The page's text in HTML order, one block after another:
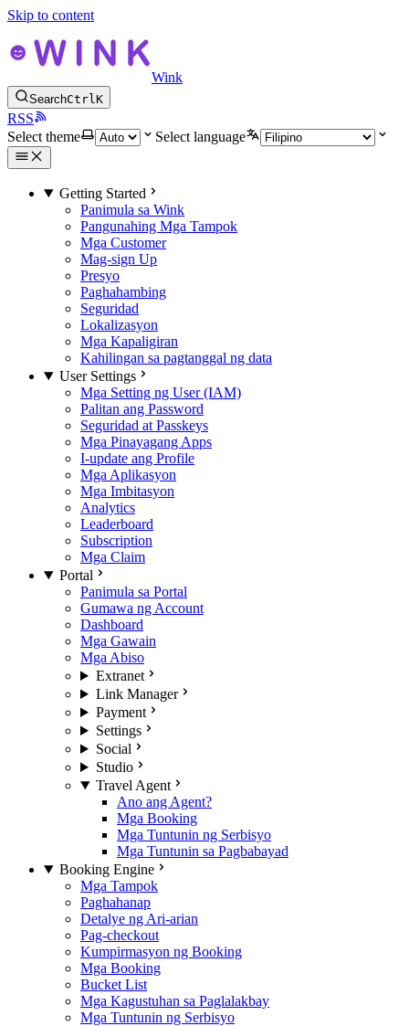
Skip to content
Wink
SearchCtrlK
RSS
Select theme
Select language
Getting Started
Panimula sa Wink
Pangunahing Mga Tampok
Mga Customer
Mag-sign Up
Presyo
Paghahambing
Seguridad
Lokalizasyon
Mga Kapaligiran
Kahilingan sa pagtanggal ng data
User Settings
Mga Setting ng User (IAM)
Palitan ang Password
Seguridad at Passkeys
Mga Pinayagang Apps
I-update ang Profile
Mga Aplikasyon
Mga Imbitasyon
Analytics
Leaderboard
Subscription
Mga Claim
Portal
Panimula sa Portal
Gumawa ng Account
Dashboard
Mga Gawain
Mga Abiso
Extranet
Link Manager
Payment
Settings
Social
Studio
Travel Agent
Ano ang Agent?
Mga Booking
Mga Tuntunin ng Serbisyo
Mga Tuntunin sa Pagbabayad
Booking Engine
Mga Tampok
Paghahanap
Detalye ng Ari-arian
Pag-checkout
Kumpirmasyon ng Booking
Mga Booking
Bucket List
Mga Kagustuhan sa Paglalakbay
Mga Tuntunin ng Serbisyo